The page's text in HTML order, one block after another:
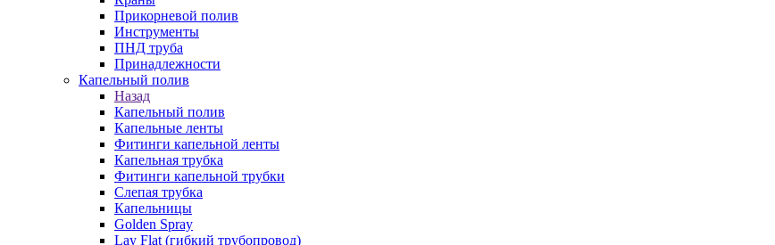
Прикорневой полив
Инструменты
ПНД труба
Принадлежности
Капельный полив
Назад
Капельный полив
Капельные ленты
Фитинги капельной ленты
Капельная трубка
Фитинги капельной трубки
Слепая трубка
Капельницы
Golden Spray
Lay Flat (гибкий трубопровод)